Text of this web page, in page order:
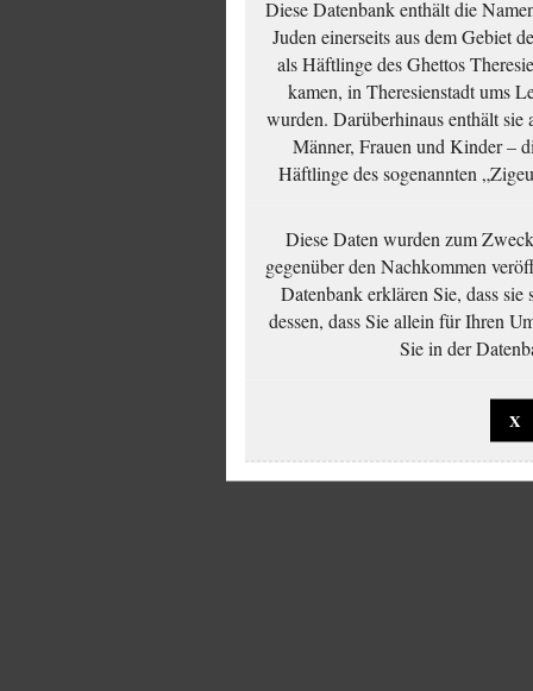
Diese Datenbank enthält die
Juden einerseits aus dem Gebiet
als Häftlinge des Ghettos
kamen, in Theresienstadt ums
wurden. Darüberhinaus enthält
Männer, Frauen und Kinder –
Häftlinge des sogenannten
Diese Daten wurden zum
gegenüber den Nachkommen
Datenbank erklären Sie, dass sie
dessen, dass Sie allein für Ihren
Sie in der
X